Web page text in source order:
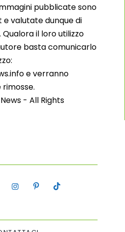
pubblicate sono
valutate dunque di
il loro utilizzo
basta comunicarlo
e verranno
- All Rights